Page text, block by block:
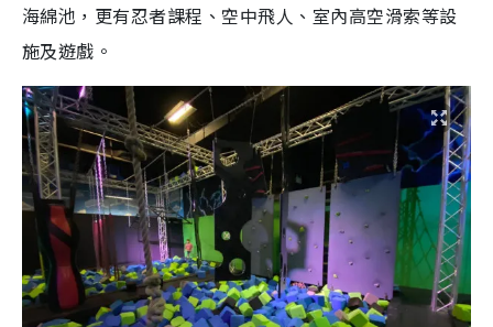
海綿池，更有忍者課程、空中飛人、室內高空滑索等設
施及遊戲。